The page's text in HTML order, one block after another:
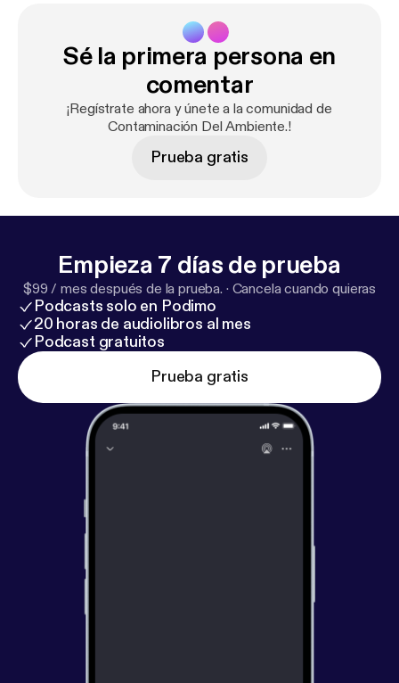
Sé la primera persona en
comentar
¡Regístrate ahora y únete a la comunidad de
Contaminación Del Ambiente.!
Prueba gratis
Empieza 7 días de prueba
$99 / mes después de la prueba. · Cancela cuando quieras
Podcasts solo en Podimo
20 horas de audiolibros al mes
Podcast gratuitos
Prueba gratis